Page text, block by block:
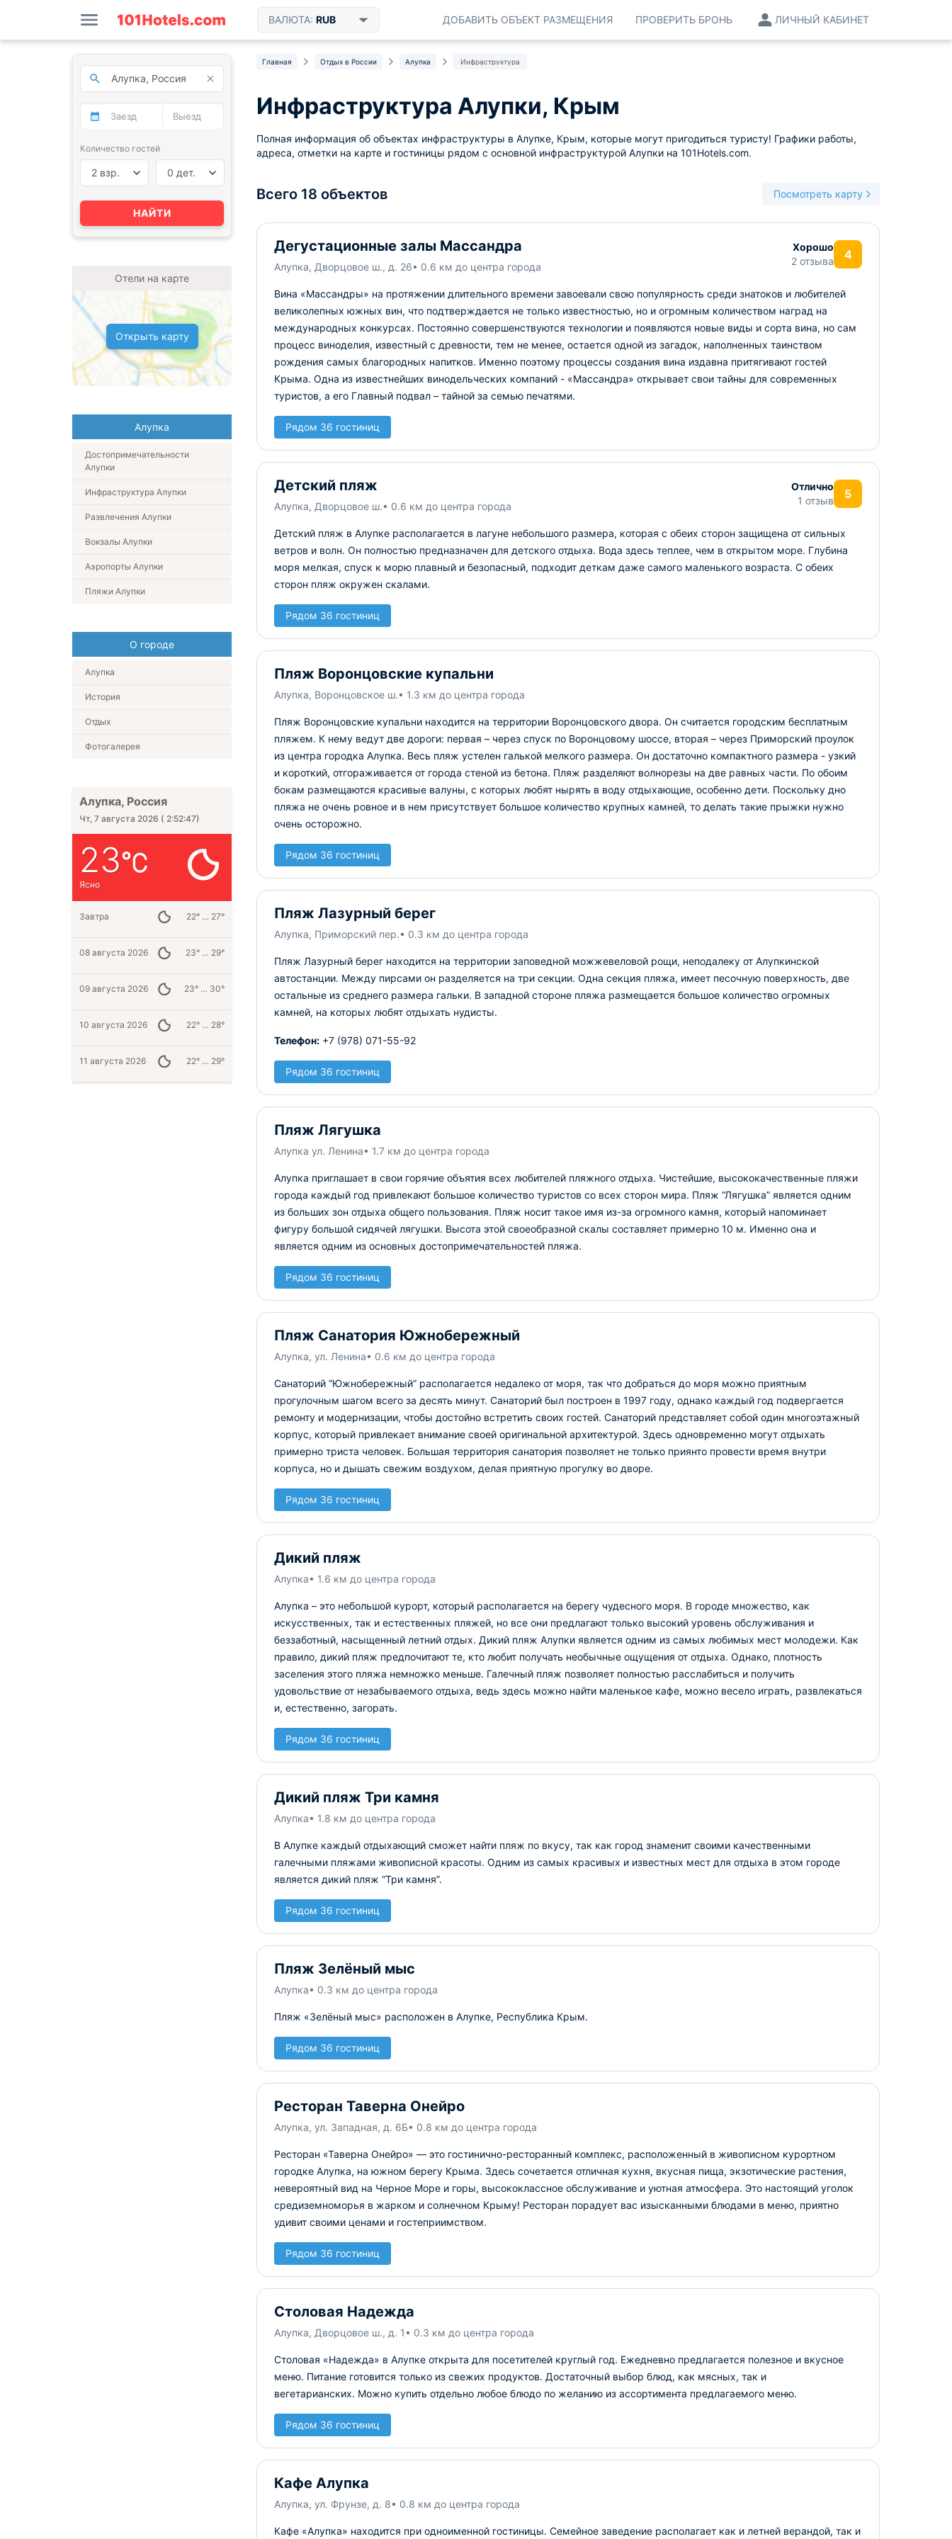
ВАЛЮТА: RUB ЛИЧНЫЙ КАБИНЕТ
ПРОВЕРИТЬ БРОНЬ
ДОБАВИТЬ ОБЪЕКТ РАЗМЕЩЕНИЯ
Главная Отдых в России Алупка Инфраструктура
Инфраструктура Алупки, Крым
Полная информация об объектах инфраструктуры в Алупке, Крым, которые могут пригодиться туристу! Графики работы,
адреса, отметки на карте и гостиницы рядом с основной инфраструктурой Алупки на 101Hotels.com.
Всего 18 объектов Посмотреть карту
Дегустационные залы Массандра
Алупка, Дворцовое ш., д. 26• 0.6 км до центра города
Хорошо
2 отзыва
4
Вина «Массандры» на протяжении длительного времени завоевали свою популярность среди знатоков и любителей
великолепных южных вин, что подтверждается не только известностью, но и огромным количеством наград на
международных конкурсах. Постоянно совершенствуются технологии и появляются новые виды и сорта вина, но сам
процесс виноделия, известный с древности, тем не менее, остается одной из загадок, наполненных таинством
рождения самых благородных напитков. Именно поэтому процессы создания вина издавна притягивают гостей
Крыма. Одна из известнейших винодельческих компаний - «Массандра» открывает свои тайны для современных
туристов, а его Главный подвал – тайной за семью печатями.
Рядом 36 гостиниц
Детский пляж
Алупка, Дворцовое ш.• 0.6 км до центра города
Отлично
1 отзыв
5
Детский пляж в Алупке располагается в лагуне небольшого размера, которая с обеих сторон защищена от сильных
ветров и волн. Он полностью предназначен для детского отдыха. Вода здесь теплее, чем в открытом море. Глубина
моря мелкая, спуск к морю плавный и безопасный, подходит деткам даже самого маленького возраста. С обеих
сторон пляж окружен скалами.
Рядом 36 гостиниц
Пляж Воронцовские купальни
Алупка, Воронцовское ш.• 1.3 км до центра города
Пляж Воронцовские купальни находится на территории Воронцовского двора. Он считается городским бесплатным
пляжем. К нему ведут две дороги: первая – через спуск по Воронцовому шоссе, вторая – через Приморский проулок
из центра городка Алупка. Весь пляж устелен галькой мелкого размера. Он достаточно компактного размера - узкий
и короткий, отгораживается от города стеной из бетона. Пляж разделяют волнорезы на две равных части. По обоим
бокам размещаются красивые валуны, с которых любят нырять в воду отдыхающие, особенно дети. Поскольку дно
пляжа не очень ровное и в нем присутствует большое количество крупных камней, то делать такие прыжки нужно
очень осторожно.
Рядом 36 гостиниц
Пляж Лазурный берег
Алупка, Приморский пер.• 0.3 км до центра города
Пляж Лазурный берег находится на территории заповедной можжевеловой рощи, неподалеку от Алупкинской
автостанции. Между пирсами он разделяется на три секции. Одна секция пляжа, имеет песочную поверхность, две
остальные из среднего размера гальки. В западной стороне пляжа размещается большое количество огромных
камней, на которых любят отдыхать нудисты.
Телефон: +7 (978) 071-55-92
Рядом 36 гостиниц
Пляж Лягушка
Алупка ул. Ленина• 1.7 км до центра города
Алупка приглашает в свои горячие объятия всех любителей пляжного отдыха. Чистейшие, высококачественные пляжи
города каждый год привлекают большое количество туристов со всех сторон мира. Пляж “Лягушка” является одним
из больших зон отдыха общего пользования. Пляж носит такое имя из-за огромного камня, который напоминает
фигуру большой сидячей лягушки. Высота этой своеобразной скалы составляет примерно 10 м. Именно она и
является одним из основных достопримечательностей пляжа.
Рядом 36 гостиниц
Пляж Санатория Южнобережный
Алупка, ул. Ленина• 0.6 км до центра города
Санаторий “Южнобережный” располагается недалеко от моря, так что добраться до моря можно приятным
прогулочным шагом всего за десять минут. Санаторий был построен в 1997 году, однако каждый год подвергается
ремонту и модернизации, чтобы достойно встретить своих гостей. Санаторий представляет собой один многоэтажный
корпус, который привлекает внимание своей оригинальной архитектурой. Здесь одновременно могут отдыхать
примерно триста человек. Большая территория санатория позволяет не только приянто провести время внутри
корпуса, но и дышать свежим воздухом, делая приятную прогулку во дворе.
Рядом 36 гостиниц
Дикий пляж
Алупка• 1.6 км до центра города
Алупка – это небольшой курорт, который располагается на берегу чудесного моря. В городе множество, как
искусственных, так и естественных пляжей, но все они предлагают только высокий уровень обслуживания и
беззаботный, насыщенный летний отдых. Дикий пляж Алупки является одним из самых любимых мест молодежи. Как
правило, дикий пляж предпочитают те, кто любит получать необычные ощущения от отдыха. Однако, плотность
заселения этого пляжа немножко меньше. Галечный пляж позволяет полностью расслабиться и получить
удовольствие от незабываемого отдыха, ведь здесь можно найти маленькое кафе, можно весело играть, развлекаться
и, естественно, загорать.
Рядом 36 гостиниц
Дикий пляж Три камня
Алупка• 1.8 км до центра города
В Алупке каждый отдыхающий сможет найти пляж по вкусу, так как город знаменит своими качественными
галечными пляжами живописной красоты. Одним из самых красивых и известных мест для отдыха в этом городе
является дикий пляж “Три камня”.
Рядом 36 гостиниц
Пляж Зелёный мыс
Алупка• 0.3 км до центра города
Пляж «Зелёный мыс» расположен в Алупке, Республика Крым.
Рядом 36 гостиниц
Ресторан Таверна Онейро
Алупка, ул. Западная, д. 6Б• 0.8 км до центра города
Ресторан «Таверна Онейро» — это гостинично-ресторанный комплекс, расположенный в живописном курортном
городке Алупка, на южном берегу Крыма. Здесь сочетается отличная кухня, вкусная пища, экзотические растения,
невероятный вид на Черное Море и горы, высококлассное обслуживание и уютная атмосфера. Это настоящий уголок
средиземноморья в жарком и солнечном Крыму! Ресторан порадует вас изысканными блюдами в меню, приятно
удивит своими ценами и гостеприимством.
Рядом 36 гостиниц
Столовая Надежда
Алупка, Дворцовое ш., д. 1• 0.3 км до центра города
Столовая «Надежда» в Алупке открыта для посетителей круглый год. Ежедневно предлагается полезное и вкусное
меню. Питание готовится только из свежих продуктов. Достаточный выбор блюд, как мясных, так и
вегетарианских. Можно купить отдельно любое блюдо по желанию из ассортимента предлагаемого меню.
Рядом 36 гостиниц
Кафе Алупка
Алупка, ул. Фрунзе, д. 8• 0.8 км до центра города
Кафе «Алупка» находится при одноименной гостиницы. Семейное заведение располагает как и летней верандой, так и
Количество гостей
2 взр. 0 дет.
НАЙТИ
Отели на карте
Открыть карту
Алупка
Достопримечательности
Алупки
Инфраструктура Алупки
Развлечения Алупки
Вокзалы Алупки
Аэропорты Алупки
Пляжи Алупки
О городе
Алупка
История
Отдых
Фотогалерея
Алупка, Россия
Чт, 7 августа 2026 ( 2:52:48)
23
Ясно
Завтра 22° … 27°
08 августа 2026 23° … 29°
09 августа 2026 23° … 30°
10 августа 2026 22° … 28°
11 августа 2026 22° … 29°